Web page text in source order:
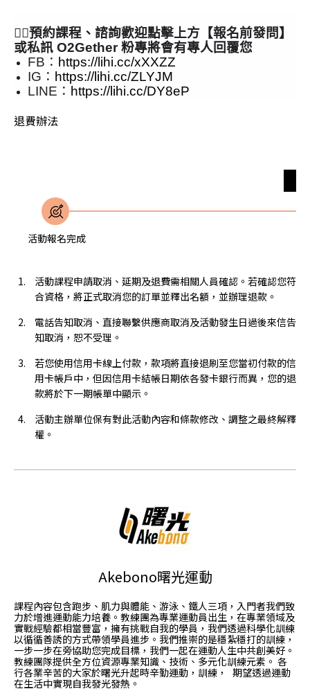
🙋‍♂預約課程、諮詢歡迎點擊上方【報名前發問】
或私訊 O2Gether 粉專將會有專人回覆您
FB： https://lihi.cc/xXXZZ
IG： https://lihi.cc/ZLYJM
LINE： https://lihi.cc/DY8eP
退費辦法
活動報名完成
活動課程申請取消、延期及退費需相關人員確認。若確認您符
合資格，將正式取消您的訂單並釋出名額，並辦理退款。
電話告知取消、直接聯繫供應商取消及活動發生日過後來信告
知取消，恕不受理。
若您使用信用卡線上付款，款項將直接退刷至您當初付款的信
用卡帳戶中，但因信用卡結帳日期依各發卡銀行而異，您的退
款將於下一期帳單中顯示。
活動主辦單位保有對此活動內容和條款修改、調整之最終解釋
權。
Akebono曙光運動
課程內容包含跑步、肌力與體能、游泳、鐵人三項，入門者我們致
力於增進運動能力培養。教練團為專業運動員出生，在專業領域及
實戰經驗都相當豐富，擁有挑戰自我的學員，我們透過科學化訓練
以循循善誘的方式帶領學員進步。我們推崇的是穩紮穩打的訓練，
一步一步在旁協助您完成目標，我們一起在運動人生中共創美好。
教練團隊提供全方位資源專業知識、技術、多元化訓練元素。 各
行各業辛苦的大家於曙光升起時辛勤運動，訓練， 期望透過運動
在生活中實現自我發光發熱。